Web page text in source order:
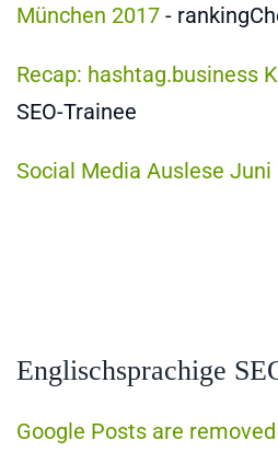
München 2017 -
Recap: hashtag.business
SEO-Trainee
Social Media Auslese Juni
Englischsprachige
Google Posts are